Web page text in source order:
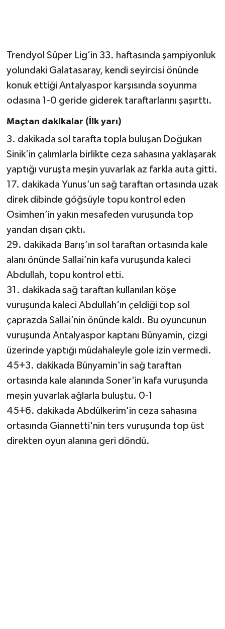
Trendyol Süper Lig’in 33. haftasında şampiyonluk
yolundaki Galatasaray, kendi seyircisi önünde
konuk ettiği Antalyaspor karşısında soyunma
odasına 1-0 geride giderek taraftarlarını şaşırttı.
Maçtan dakikalar (İlk yarı)
3. dakikada sol tarafta topla buluşan Doğukan
Sinik’in çalımlarla birlikte ceza sahasına yaklaşarak
yaptığı vuruşta meşin yuvarlak az farkla auta gitti.
17. dakikada Yunus’un sağ taraftan ortasında uzak
direk dibinde göğsüyle topu kontrol eden
Osimhen’in yakın mesafeden vuruşunda top
yandan dışarı çıktı.
29. dakikada Barış’ın sol taraftan ortasında kale
alanı önünde Sallai’nin kafa vuruşunda kaleci
Abdullah, topu kontrol etti.
31. dakikada sağ taraftan kullanılan köşe
vuruşunda kaleci Abdullah’ın çeldiği top sol
çaprazda Sallai’nin önünde kaldı. Bu oyuncunun
vuruşunda Antalyaspor kaptanı Bünyamin, çizgi
üzerinde yaptığı müdahaleyle gole izin vermedi.
45+3. dakikada Bünyamin'in sağ taraftan
ortasında kale alanında Soner'in kafa vuruşunda
meşin yuvarlak ağlarla buluştu. 0-1
45+6. dakikada Abdülkerim'in ceza sahasına
ortasında Giannetti'nin ters vuruşunda top üst
direkten oyun alanına geri döndü.